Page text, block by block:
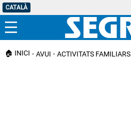
CATALÀ
Menú
🏠 INICI AVUI ACTIVITATS FAMILIARS